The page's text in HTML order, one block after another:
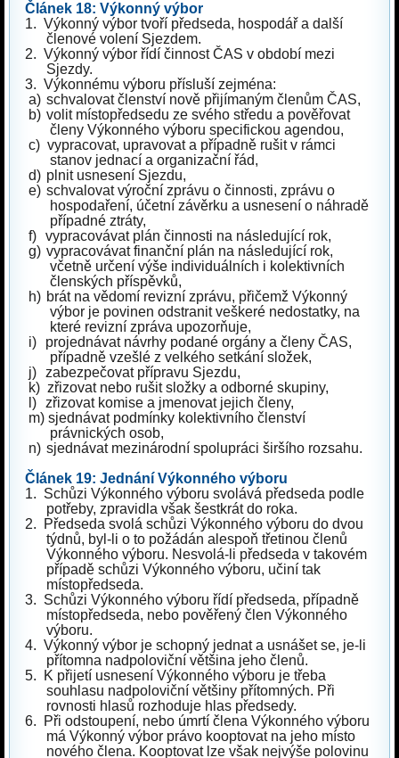
Článek 18: Výkonný výbor
1. Výkonný výbor tvoří předseda, hospodář a další
členové volení Sjezdem.
2. Výkonný výbor řídí činnost ČAS v období mezi
Sjezdy.
3. Výkonnému výboru přísluší zejména:
a) schvalovat členství nově přijímaným členům ČAS,
b) volit místopředsedu ze svého středu a pověřovat
členy Výkonného výboru specifickou agendou,
c) vypracovat, upravovat a případně rušit v rámci
stanov jednací a organizační řád,
d) plnit usnesení Sjezdu,
e) schvalovat výroční zprávu o činnosti, zprávu o
hospodaření, účetní závěrku a usnesení o náhradě
případné ztráty,
f)
vypracovávat plán činnosti na následující rok,
g) vypracovávat finanční plán na následující rok,
včetně určení výše individuálních i kolektivních
členských příspěvků,
h) brát na vědomí revizní zprávu, přičemž Výkonný
výbor je povinen odstranit veškeré nedostatky, na
které revizní zpráva upozorňuje,
i)
projednávat návrhy podané orgány a členy ČAS,
případně vzešlé z velkého setkání složek,
j)
zabezpečovat přípravu Sjezdu,
k) zřizovat nebo rušit složky a odborné skupiny,
l)
zřizovat komise a jmenovat jejich členy,
m) sjednávat podmínky kolektivního členství
právnických osob,
n) sjednávat mezinárodní spolupráci širšího rozsahu.
Článek 19: Jednání Výkonného výboru
1. Schůzi Výkonného výboru svolává předseda podle
potřeby, zpravidla však šestkrát do roka.
2.
Předseda svolá schůzi Výkonného výboru do dvou
týdnů, byl-li o to požádán alespoň třetinou členů
Výkonného výboru. Nesvolá-li předseda v takovém
případě schůzi Výkonného výboru, učiní tak
místopředseda.
3. Schůzi Výkonného výboru řídí předseda, případně
místopředseda, nebo pověřený člen Výkonného
výboru.
4. Výkonný výbor je schopný jednat a usnášet se, je-li
přítomna nadpoloviční většina jeho členů.
5.
K přijetí usnesení Výkonného výboru je třeba
souhlasu nadpoloviční většiny přítomných. Při
rovnosti hlasů rozhoduje hlas předsedy.
6.
Při odstoupení, nebo úmrtí člena Výkonného výboru
má Výkonný výbor právo kooptovat na jeho místo
nového člena. Kooptovat lze však nejvýše polovinu